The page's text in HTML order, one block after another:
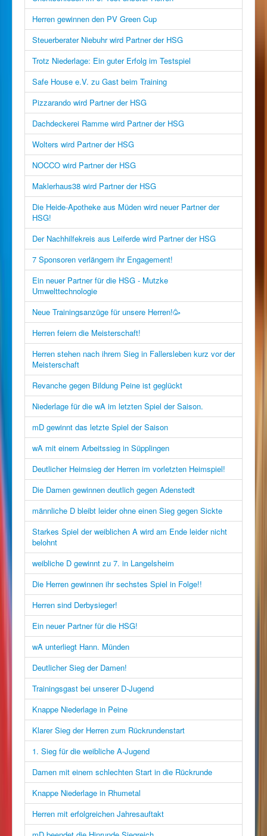
Herren gewinnen den PV Green Cup
Steuerberater Niebuhr wird Partner der HSG
Trotz Niederlage: Ein guter Erfolg im Testspiel
Safe House e.V. zu Gast beim Training
Pizzarando wird Partner der HSG
Dachdeckerei Ramme wird Partner der HSG
Wolters wird Partner der HSG
NOCCO wird Partner der HSG
Maklerhaus38 wird Partner der HSG
Die Heide-Apotheke aus Müden wird neuer Partner der
HSG!
Der Nachhilfekreis aus Leiferde wird Partner der HSG
7 Sponsoren verlängern ihr Engagement!
Ein neuer Partner für die HSG - Mutzke
Umwelttechnologie
Neue Trainingsanzüge für unsere Herren!🥳
Herren feiern die Meisterschaft!
Herren stehen nach ihrem Sieg in Fallersleben kurz vor der
Meisterschaft
Revanche gegen Bildung Peine ist geglückt
Niederlage für die wA im letzten Spiel der Saison.
mD gewinnt das letzte Spiel der Saison
wA mit einem Arbeitssieg in Süpplingen
Deutlicher Heimsieg der Herren im vorletzten Heimspiel!
Die Damen gewinnen deutlich gegen Adenstedt
männliche D bleibt leider ohne einen Sieg gegen Sickte
Starkes Spiel der weiblichen A wird am Ende leider nicht
belohnt
weibliche D gewinnt zu 7. in Langelsheim
Die Herren gewinnen ihr sechstes Spiel in Folge!!
Herren sind Derbysieger!
Ein neuer Partner für die HSG!
wA unterliegt Hann. Münden
Deutlicher Sieg der Damen!
Trainingsgast bei unserer D-Jugend
Knappe Niederlage in Peine
Klarer Sieg der Herren zum Rückrundenstart
1. Sieg für die weibliche A-Jugend
Damen mit einem schlechten Start in die Rückrunde
Knappe Niederlage in Rhumetal
Herren mit erfolgreichen Jahresauftakt